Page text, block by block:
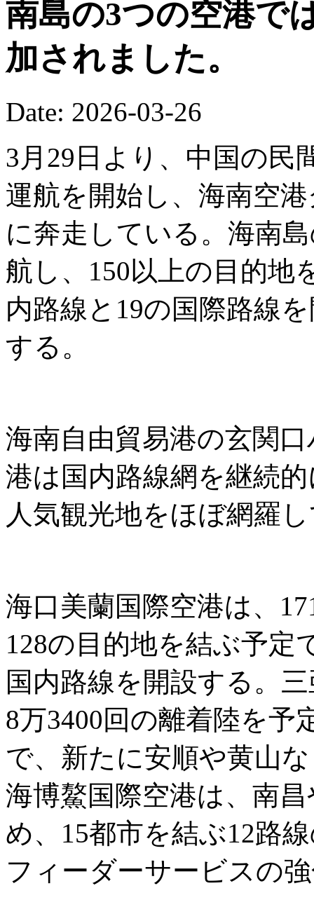
南島の3つの空港で
加されました。
Date: 2026-03-26
3月29日より、中国の民
運航を開始し、海南空
に奔走している。海南
航し、150以上の目的地
内路線と19の国際路線
する。
海南自由貿易港の玄関
港は国内路線網を継続
人気観光地をほぼ網羅
海口美蘭国際空港は、
128の目的地を結ぶ予定
国内路線を開設する。
8万3400回の離着陸を予
で、新たに安順や黄山
海博鰲国際空港は、南
め、15都市を結ぶ12路
フィーダーサービスの